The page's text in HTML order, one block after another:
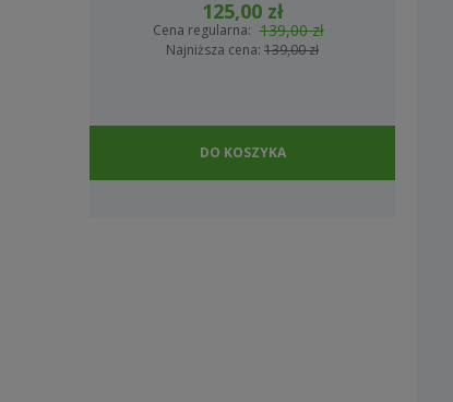
125,00 zł
Cena regularna: 139,00 zł
Najniższa cena: 139,00 zł
DO KOSZYKA